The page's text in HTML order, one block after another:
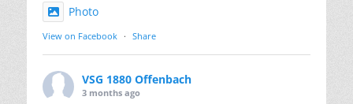
Photo
View on Facebook · Share
VSG 1880 Offenbach
3 months ago